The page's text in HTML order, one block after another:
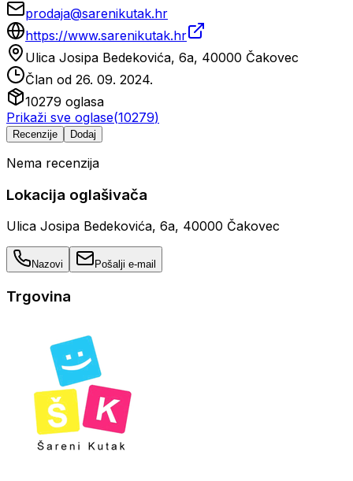
prodaja@sarenikutak.hr
https://www.sarenikutak.hr
Ulica Josipa Bedekovića, 6a, 40000 Čakovec
Član od 26. 09. 2024.
10279 oglasa
Prikaži sve oglase(10279)
Recenzije Dodaj
Nema recenzija
Lokacija oglašivača
Ulica Josipa Bedekovića, 6a, 40000 Čakovec
Nazovi Pošalji e-mail
Trgovina